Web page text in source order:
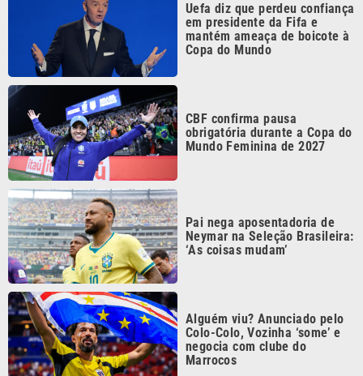
Uefa diz que perdeu confiança
em presidente da Fifa e
mantém ameaça de boicote à
Copa do Mundo
CBF confirma pausa
obrigatória durante a Copa do
Mundo Feminina de 2027
Pai nega aposentadoria de
Neymar na Seleção Brasileira:
‘As coisas mudam’
Alguém viu? Anunciado pelo
Colo-Colo, Vozinha ‘some’ e
negocia com clube do
Marrocos